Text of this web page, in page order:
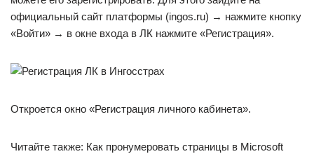
официальный сайт платформы (ingos.ru) → нажмите кнопку
«Войти» → в окне входа в ЛК нажмите «Регистрация».
Откроется окно «Регистрация личного кабинета».
Читайте также: Как пронумеровать страницы в Microsoft